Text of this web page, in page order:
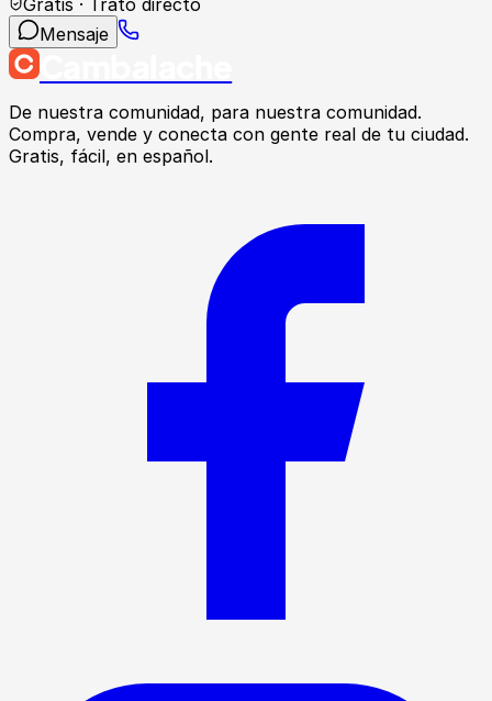
Gratis · Trato directo
Mensaje
De nuestra comunidad, para nuestra comunidad.
Compra, vende y conecta con gente real de tu ciudad.
Gratis, fácil, en español.